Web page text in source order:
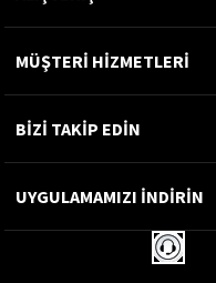
MÜŞTERİ HİZMETLERİ
BİZİ TAKİP EDİN
UYGULAMAMIZI İNDİRİN